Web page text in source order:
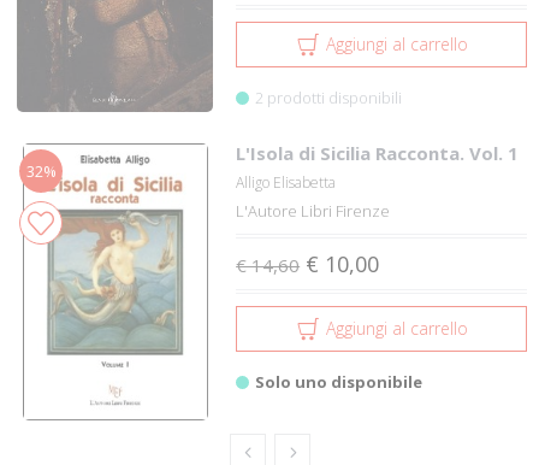
Aggiungi al carrello
2 prodotti disponibili
32%
L'Isola di Sicilia Racconta. Vol. 1
Alligo Elisabetta
L'Autore Libri Firenze
€ 14,60 € 10,00
Aggiungi al carrello
Solo uno disponibile